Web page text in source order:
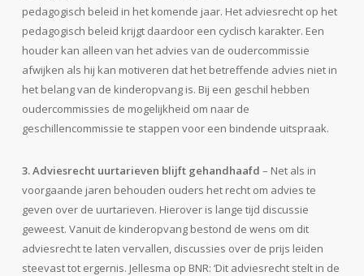
pedagogisch beleid in het komende jaar. Het adviesrecht op het
pedagogisch beleid krijgt daardoor een cyclisch karakter. Een
houder kan alleen van het advies van de oudercommissie
afwijken als hij kan motiveren dat het betreffende advies niet in
het belang van de kinderopvang is. Bij een geschil hebben
oudercommissies de mogelijkheid om naar de
geschillencommissie te stappen voor een bindende uitspraak.
3. Adviesrecht uurtarieven blijft gehandhaafd – Net als in
voorgaande jaren behouden ouders het recht om advies te
geven over de uurtarieven. Hierover is lange tijd discussie
geweest. Vanuit de kinderopvang bestond de wens om dit
adviesrecht te laten vervallen, discussies over de prijs leiden
steevast tot ergernis. Jellesma op BNR: ‘Dit adviesrecht stelt in de